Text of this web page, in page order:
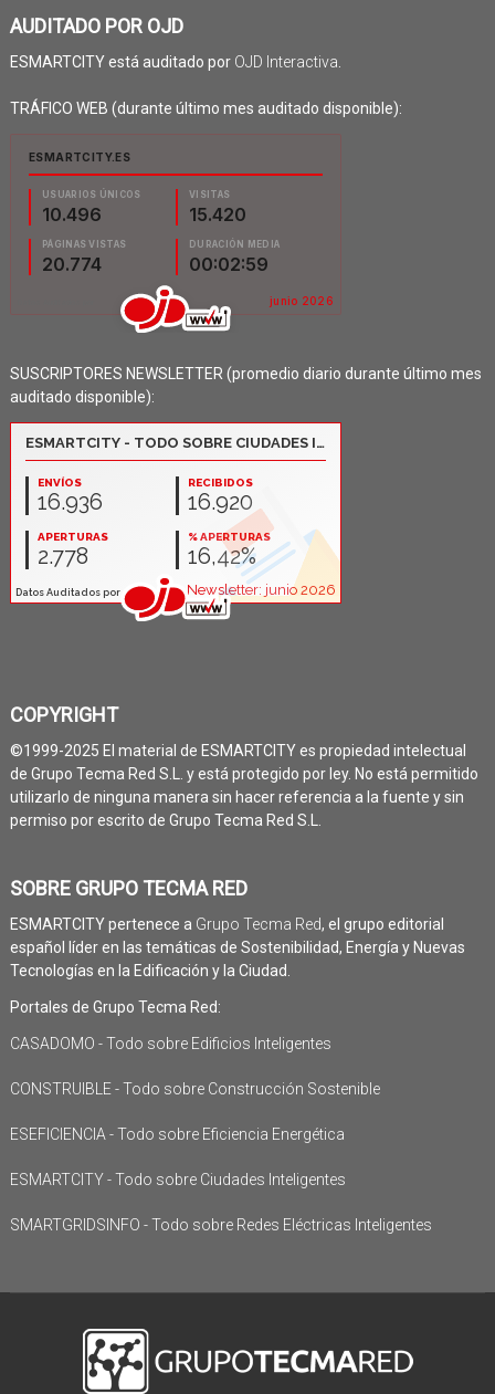
AUDITADO POR OJD
ESMARTCITY está auditado por OJD Interactiva
TRÁFICO WEB (durante último mes auditado disponible):
SUSCRIPTORES NEWSLETTER (promedio diario durante último mes
auditado disponible):
COPYRIGHT
©1999-2025 El material de ESMARTCITY es propiedad intelectual
de Grupo Tecma Red S.L. y está protegido por ley. No está permitido
utilizarlo de ninguna manera sin hacer referencia a la fuente y sin
permiso por escrito de Grupo Tecma Red S.L.
SOBRE GRUPO TECMA RED
ESMARTCITY pertenece a Grupo Tecma Red, el grupo editorial
español líder en las temáticas de Sostenibilidad, Energía y Nuevas
Tecnologías en la Edificación y la Ciudad.
Portales de Grupo Tecma Red:
CASADOMO - Todo sobre Edificios Inteligentes
CONSTRUIBLE - Todo sobre Construcción Sostenible
ESEFICIENCIA - Todo sobre Eficiencia Energética
ESMARTCITY - Todo sobre Ciudades Inteligentes
SMARTGRIDSINFO - Todo sobre Redes Eléctricas Inteligentes